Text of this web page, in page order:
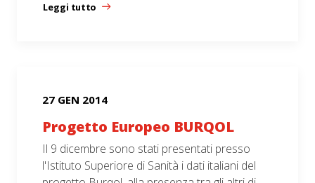
Leggi tutto
27 GEN 2014
Progetto Europeo BURQOL
Il 9 dicembre sono stati presentati presso
l'Istituto Superiore di Sanità i dati italiani del